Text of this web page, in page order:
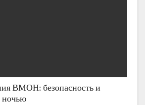
ВМОН: безопасность и
ночью